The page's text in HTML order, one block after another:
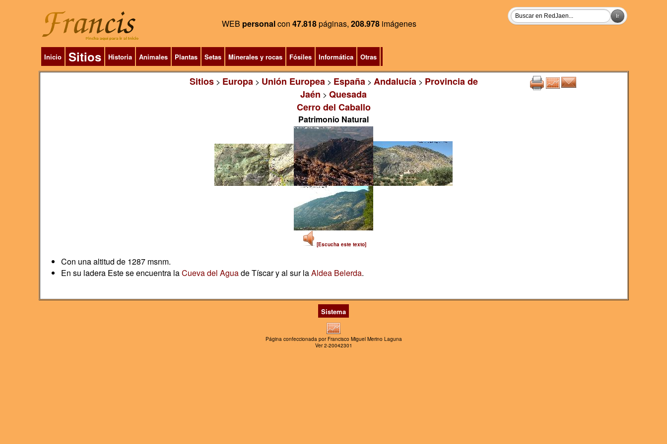
WEB personalcon 47.818páginas, 208.978 imágenes
Inicio Sitios Historia Animales Plantas Setas Minerales y rocas Fósiles Informática Otras
Sitios> Europa> Unión Europea> España> Andalucía> Provincia de
Jaén > Quesada
Cerro del Caballo
Patrimonio Natural
[Escucha este texto]
Con una altitud de 1287 msnm.
En su ladera Este se encuentra laCueva del Aguade Tíscar y al sur laAldea Belerda.
Sistema
Página confeccionada por Francisco Miguel Merino Laguna
Ver 2-20042301